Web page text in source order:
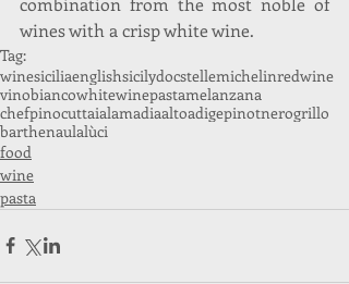
wines with a crisp white wine.
Tag:
winesiciliaenglishsicilydocstellemichelinredwine
vinobiancowhitewinepastamelanzana
chefpinocuttaialamadiaaltoadigepinotnerogrillo
barthenaulalùci
food
wine
pasta